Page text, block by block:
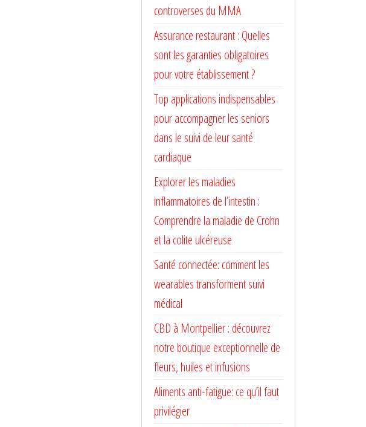
controverses du MMA
Assurance restaurant : Quelles
sont les garanties obligatoires
pour votre établissement ?
Top applications indispensables
pour accompagner les seniors
dans le suivi de leur santé
cardiaque
Explorer les maladies
inflammatoires de l’intestin :
Comprendre la maladie de Crohn
et la colite ulcéreuse
Santé connectée: comment les
wearables transforment suivi
médical
CBD à Montpellier : découvrez
notre boutique exceptionnelle de
fleurs, huiles et infusions
Aliments anti-fatigue: ce qu’il faut
privilégier